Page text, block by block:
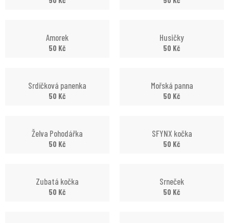
Amorek
50 Kč
Husičky
50 Kč
Srdíčková panenka
50 Kč
Mořská panna
50 Kč
Želva Pohodářka
50 Kč
SFYNX kočka
50 Kč
Zubatá kočka
50 Kč
Srneček
50 Kč